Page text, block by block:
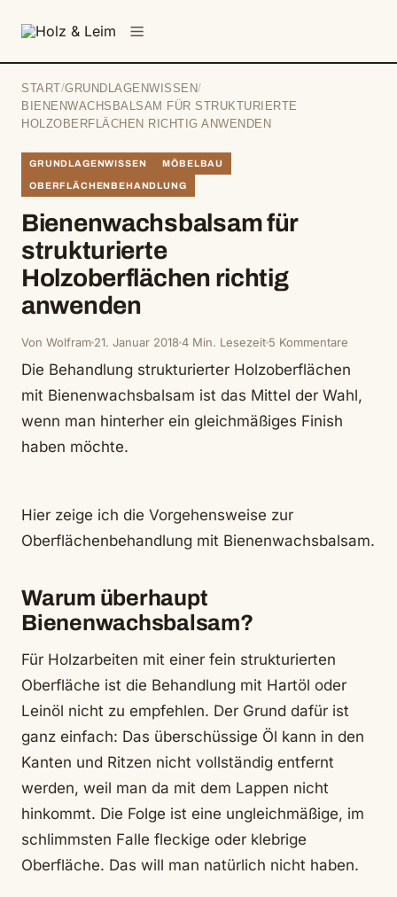
START /GRUNDLAGENWISSEN/
BIENENWACHSBALSAM FÜR STRUKTURIERTE
HOLZOBERFLÄCHEN RICHTIG ANWENDEN
GRUNDLAGENWISSEN MÖBELBAU
OBERFLÄCHENBEHANDLUNG
Bienenwachsbalsam für
strukturierte
Holzoberflächen richtig
anwenden
Von Wolfram 21. Januar 20184 Min. Lesezeit 5 Kommentare
Die Behandlung strukturierter Holzoberflächen
mit Bienenwachsbalsam ist das Mittel der Wahl,
wenn man hinterher ein gleichmäßiges Finish
haben möchte.
Hier zeige ich die Vorgehensweise zur
Oberflächenbehandlung mit Bienenwachsbalsam.
Warum überhaupt
Bienenwachsbalsam?
Für Holzarbeiten mit einer fein strukturierten
Oberfläche ist die Behandlung mit Hartöl oder
Leinöl nicht zu empfehlen. Der Grund dafür ist
ganz einfach: Das überschüssige Öl kann in den
Kanten und Ritzen nicht vollständig entfernt
werden, weil man da mit dem Lappen nicht
hinkommt. Die Folge ist eine ungleichmäßige, im
schlimmsten Falle fleckige oder klebrige
Oberfläche. Das will man natürlich nicht haben.